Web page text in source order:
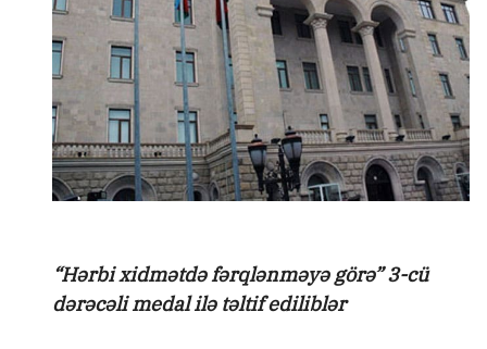
“Hərbi xidmətdə fərqlənməyə görə” 3-cü
dərəcəli medal ilə təltif ediliblər